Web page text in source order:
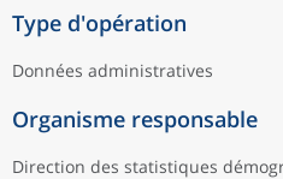
Type d'opération
Données administratives
Organisme responsable
Direction des statistiques